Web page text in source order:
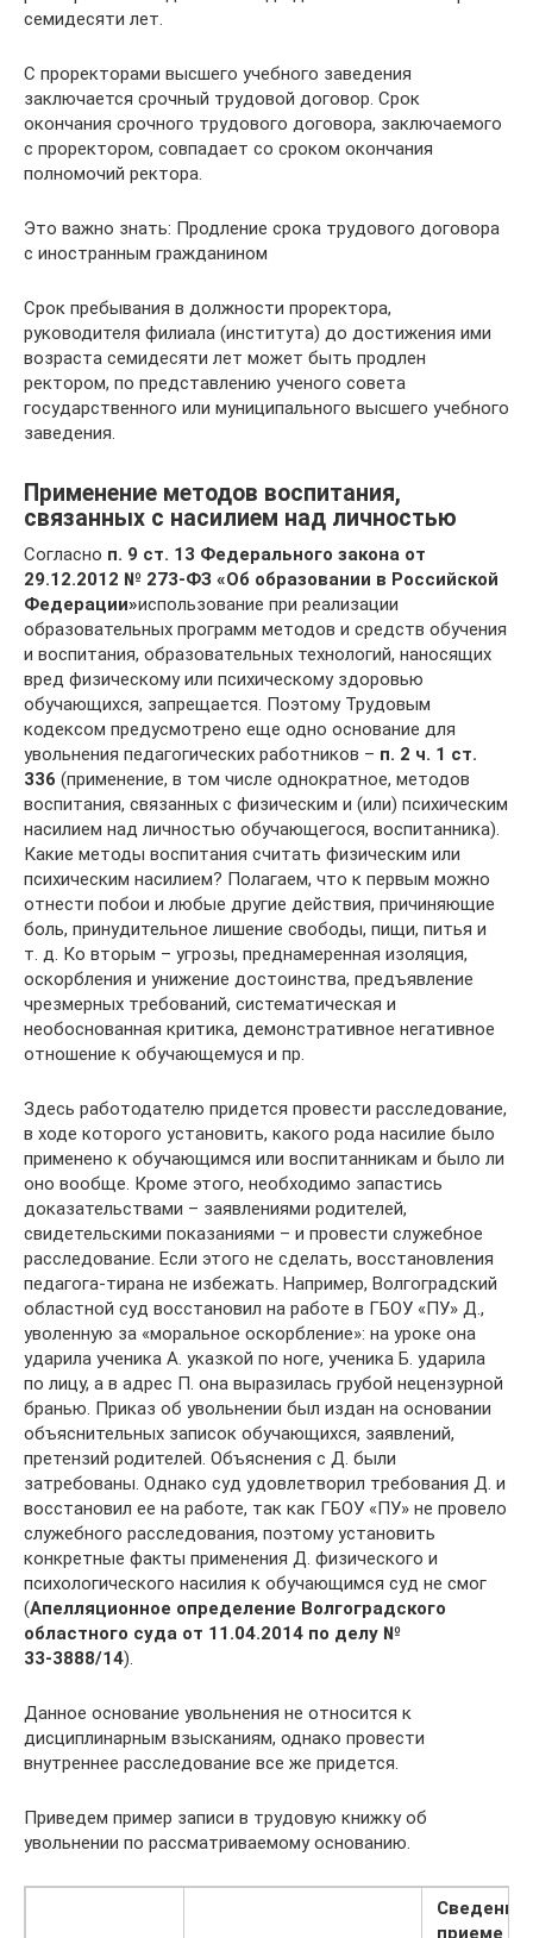
семидесяти лет.
С проректорами высшего учебного заведения
заключается срочный трудовой договор. Срок
окончания срочного трудового договора, заключаемого
с проректором, совпадает со сроком окончания
полномочий ректора.
Это важно знать: Продление срока трудового договора
с иностранным гражданином
Срок пребывания в должности проректора,
руководителя филиала (института) до достижения ими
возраста семидесяти лет может быть продлен
ректором, по представлению ученого совета
государственного или муниципального высшего учебного
заведения.
Применение методов воспитания,
связанных с насилием над личностью
Согласно п. 9 ст. 13 Федерального закона от
29.12.2012 № 273‑ФЗ «Об образовании в Российской
Федерации»использование при реализации
образовательных программ методов и средств обучения
и воспитания, образовательных технологий, наносящих
вред физическому или психическому здоровью
обучающихся, запрещается. Поэтому Трудовым
кодексом предусмотрено еще одно основание для
увольнения педагогических работников – п. 2 ч. 1 ст.
336 (применение, в том числе однократное, методов
воспитания, связанных с физическим и (или) психическим
насилием над личностью обучающегося, воспитанника).
Какие методы воспитания считать физическим или
психическим насилием? Полагаем, что к первым можно
отнести побои и любые другие действия, причиняющие
боль, принудительное лишение свободы, пищи, питья и
т. д. Ко вторым – угрозы, преднамеренная изоляция,
оскорбления и унижение достоинства, предъявление
чрезмерных требований, систематическая и
необоснованная критика, демонстративное негативное
отношение к обучающемуся и пр.
Здесь работодателю придется провести расследование,
в ходе которого установить, какого рода насилие было
применено к обу­чающимся или воспитанникам и было ли
оно вообще. Кроме этого, необходимо запастись
доказательствами – заявлениями родителей,
свидетельскими показаниями – и провести служебное
расследование. Если этого не сделать, восстановления
педагога-тирана не избежать. Например, Волгоградский
областной суд восстановил на работе в ГБОУ «ПУ» Д.,
уволенную за «моральное оскорбление»: на уроке она
ударила ученика А. указкой по ноге, ученика Б. ударила
по лицу, а в адрес П. она выразилась грубой нецензурной
бранью. Приказ об увольнении был издан на основании
объяснительных записок обучающихся, заявлений,
претензий родителей. Объяснения с Д. были
затребованы. Однако суд удовлетворил требования Д. и
восстановил ее на работе, так как ГБОУ «ПУ» не провело
служебного расследования, поэтому установить
конкретные факты применения Д. физического и
психологического насилия к обучающимся суд не смог
(Апелляционное определение Волгоградского
областного суда от 11.04.2014 по делу №
33‑3888/14).
Данное основание увольнения не относится к
дисциплинарным взысканиям, однако провести
внутреннее расследование все же придется.
Приведем пример записи в трудовую книжку об
увольнении по рассматриваемому основанию.
Сведения
приеме на